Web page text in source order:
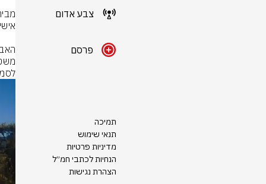
צבע אדום
פרסם
תמיכה
תנאי שימוש
מדיניות פרטיות
הנחיות לכתבי חמ״ל
הצהרת נגישות